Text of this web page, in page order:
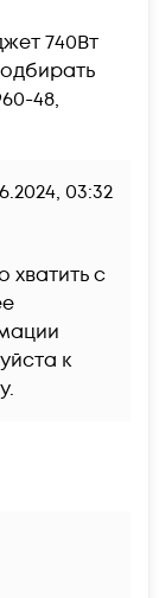
740Вт
48,
03:32
с
к